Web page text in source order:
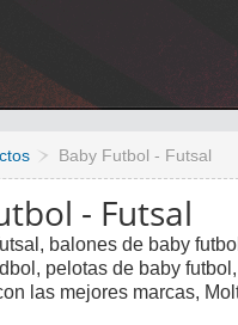
Baby Futbol - Futsal
- Futsal
balones de baby
pelotas de baby
las mejores marcas,